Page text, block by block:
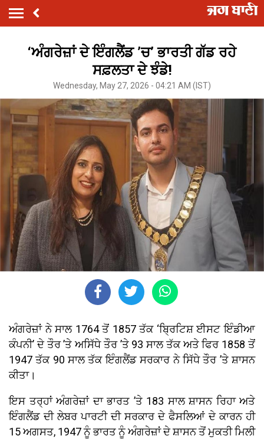
‘ਅੰਗਰੇਜ਼ਾਂ ਦੇ ਇੰਗਲੈਂਡ ’ਚ’ ਭਾਰਤੀ ਗੱਡ ਰਹੇ
ਸਫ਼ਲਤਾ ਦੇ ਝੰਡੇ!
Wednesday, May 27, 2026 - 04:21 AM (IST)
ਅੰਗਰੇਜ਼ਾਂ ਨੇ ਸਾਲ 1764 ਤੋਂ 1857 ਤੱਕ ‘ਬ੍ਰਿਟਿਸ਼ ਈਸਟ ਇੰਡੀਆ
ਕੰਪਨੀ’ ਦੇ ਤੌਰ ’ਤੇ ਅਸਿੱਧੇ ਤੌਰ ’ਤੇ 93 ਸਾਲ ਤੱਕ ਅਤੇ ਫਿਰ 1858 ਤੋਂ
1947 ਤੱਕ 90 ਸਾਲ ਤੱਕ ਇੰਗਲੈਂਡ ਸਰਕਾਰ ਨੇ ਸਿੱਧੇ ਤੌਰ ’ਤੇ ਸ਼ਾਸਨ
ਕੀਤਾ।
ਇਸ ਤਰ੍ਹਾਂ ਅੰਗਰੇਜ਼ਾਂ ਦਾ ਭਾਰਤ ’ਤੇ 183 ਸਾਲ ਸ਼ਾਸਨ ਰਿਹਾ ਅਤੇ
ਇੰਗਲੈਂਡ ਦੀ ਲੇਬਰ ਪਾਰਟੀ ਦੀ ਸਰਕਾਰ ਦੇ ਫੈਸਲਿਆਂ ਦੇ ਕਾਰਨ ਹੀ
15 ਅਗਸਤ, 1947 ਨੂੰ ਭਾਰਤ ਨੂੰ ਅੰਗਰੇਜ਼ਾਂ ਦੇ ਸ਼ਾਸਨ ਤੋਂ ਮੁਕਤੀ ਮਿਲੀ